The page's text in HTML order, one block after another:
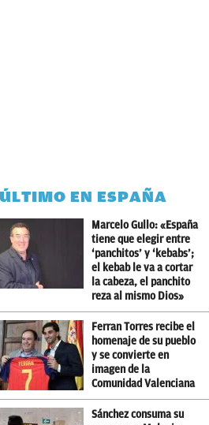
EN ESPAÑA
Marcelo Gullo: «España
tiene que elegir entre
‘panchitos’ y ‘kebabs’;
el kebab le va a cortar
la cabeza, el panchito
reza al mismo Dios»
Ferran Torres recibe el
homenaje de su pueblo
y se convierte en
imagen de la
Comunidad Valenciana
Sánchez consuma su